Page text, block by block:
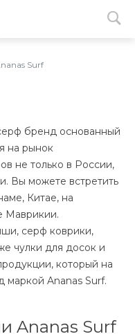
Surf
бренд основанный
на рынок
не только в России,
Вы можете встретить
Китае, на
Маврикии.
серф коврики,
чулки для досок и
который на
маркой Ananas Surf.
Ananas Surf